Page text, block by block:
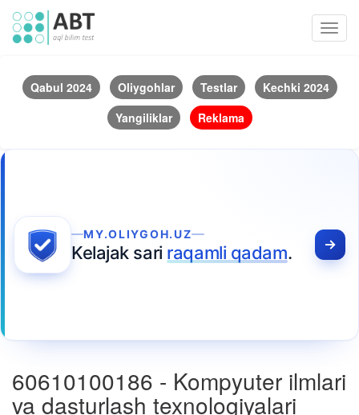
Qabul 2024 Oliygohlar Testlar
Kechki 2024
Yangiliklar
Reklama
MY.OLIYGOH.UZ
Kelajak sari raqamli qadam.
60610100186 - Kompyuter ilmlari
va dasturlash texnologiyalari